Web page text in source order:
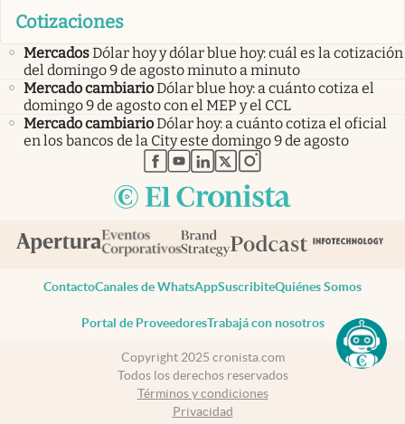
Cotizaciones
MercadosDólar hoy y dólar blue hoy: cuál es la cotización
del domingo 9 de agosto minuto a minuto
Mercado cambiarioDólar blue hoy: a cuánto cotiza el
domingo 9 de agosto con el MEP y el CCL
Mercado cambiarioDólar hoy: a cuánto cotiza el oficial
en los bancos de la City este domingo 9 de agosto
abre en nueva pestaña
abre en nueva pestaña
abre en nueva pestaña
abre en nueva pestaña
abre en nueva pestaña
ContactoCanales de WhatsAppSuscribiteQuiénes Somos
Portal de ProveedoresTrabajá con nosotros
Copyright 2025 cronista.com
Todos los derechos reservados
Términos y condiciones
Privacidad